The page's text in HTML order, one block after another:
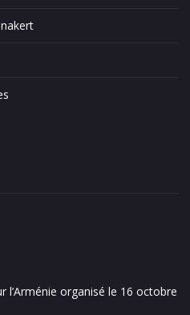
l’Arménie organisé le 16 octobre